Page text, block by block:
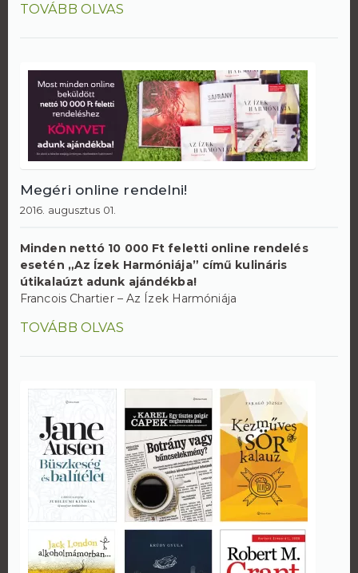
TOVÁBB OLVAS
Megéri online rendelni!
2016. augusztus 01.
Minden nettó 10 000 Ft feletti online rendelés
esetén „Az Ízek Harmóniája” című kulináris
útikalaúzt adunk ajándékba!
Francois Chartier – Az Ízek Harmóniája
TOVÁBB OLVAS